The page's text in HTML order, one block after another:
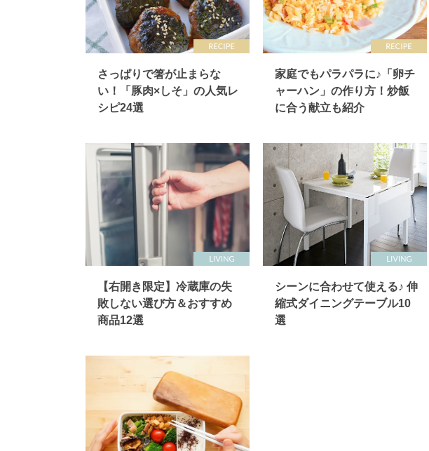
さっぱりで箸が止まらな
い！「豚肉×しそ」の人気レ
シピ24選
家庭でもパラパラに♪「卵チ
ャーハン」の作り方！炒飯
に合う献立も紹介
【右開き限定】冷蔵庫の失
敗しない選び方＆おすすめ
商品12選
シーンに合わせて使える♪ 伸
縮式ダイニングテーブル10
選